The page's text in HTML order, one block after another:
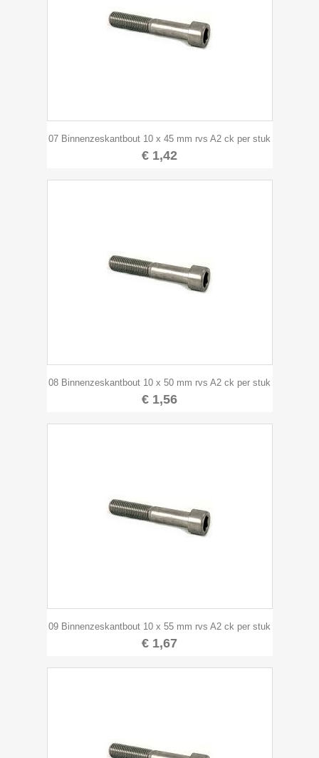
07 Binnenzeskantbout 10 x 45 mm rvs A2 ck per stuk
€ 1,42
08 Binnenzeskantbout 10 x 50 mm rvs A2 ck per stuk
€ 1,56
09 Binnenzeskantbout 10 x 55 mm rvs A2 ck per stuk
€ 1,67